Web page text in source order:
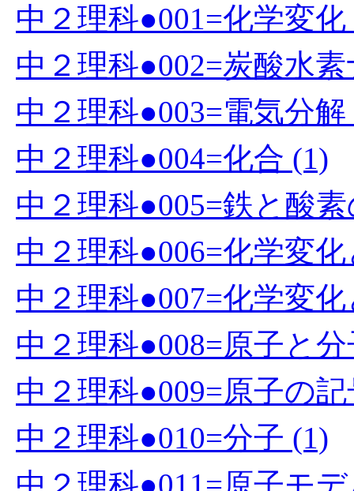
中２理科●001=化学変化
中２理科●002=炭酸水
中２理科●003=電気分解
中２理科●004=化合 (1)
中２理科●005=鉄と酸
中２理科●006=化学変
中２理科●007=化学変
中２理科●008=原子と分
中２理科●009=原子の記
中２理科●010=分子 (1)